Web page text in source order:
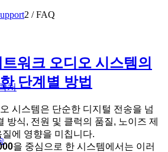
처
2 / FAQ
워크 오디오 시스템의
단계별 방법
시스템은 단순한 디지털 전송을 넘
방식, 전원 및 클럭의 품질, 노이즈 제
에 영향을 미칩니다.
을 중심으로 한 시스템에서는 이러